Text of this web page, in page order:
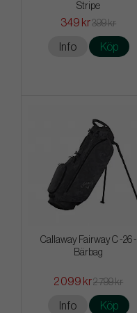
Stripe
349 kr399 kr
Info Köp
Callaway Fairway C -26 -
Bärbag
2 099 kr2 799 kr
Info Köp